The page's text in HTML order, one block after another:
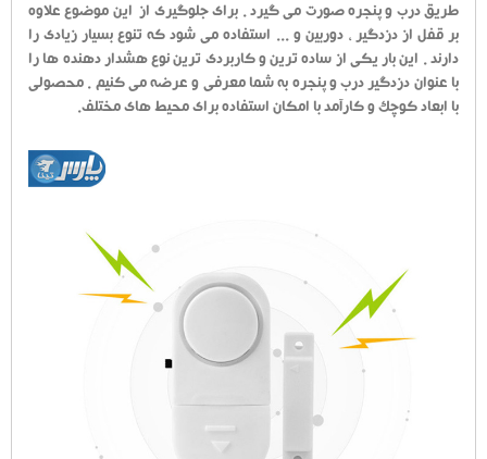
طریق درب و پنجره صورت می گیرد . برای جلوگیری از این موضوع علاوه
بر قفل از دزدگیر ، دوربین و ... استفاده می شود که تنوع بسیار زیادی را
دارند . این بار یکی از ساده ترین و کاربردی ترین نوع هشدار دهنده ها را
با عنوان دزدگیر درب و پنجره به شما معرفی و عرضه می کنیم . محصولی
با ابعاد کوچک و کارآمد با امکان استفاده برای محیط های مختلف.